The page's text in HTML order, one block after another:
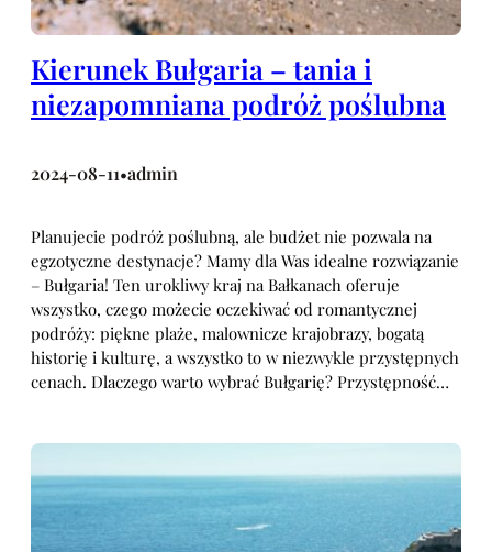
Kierunek Bułgaria – tania i
niezapomniana podróż poślubna
2024-08-11•admin
Planujecie podróż poślubną, ale budżet nie pozwala na
egzotyczne destynacje? Mamy dla Was idealne rozwiązanie
– Bułgaria! Ten urokliwy kraj na Bałkanach oferuje
wszystko, czego możecie oczekiwać od romantycznej
podróży: piękne plaże, malownicze krajobrazy, bogatą
historię i kulturę, a wszystko to w niezwykle przystępnych
cenach. Dlaczego warto wybrać Bułgarię? Przystępność…